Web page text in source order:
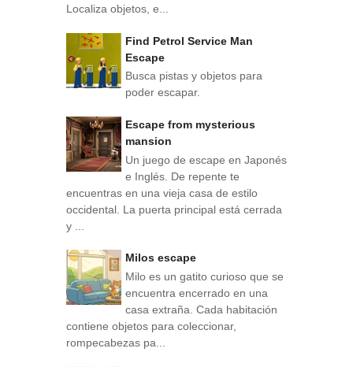
Localiza objetos, e...
Find Petrol Service Man
Escape
Busca pistas y objetos para
poder escapar.
Escape from mysterious
mansion
Un juego de escape en Japonés
e Inglés. De repente te
encuentras en una vieja casa de estilo
occidental. La puerta principal está cerrada
y ...
Milos escape
Milo es un gatito curioso que se
encuentra encerrado en una
casa extraña. Cada habitación
contiene objetos para coleccionar,
rompecabezas pa...